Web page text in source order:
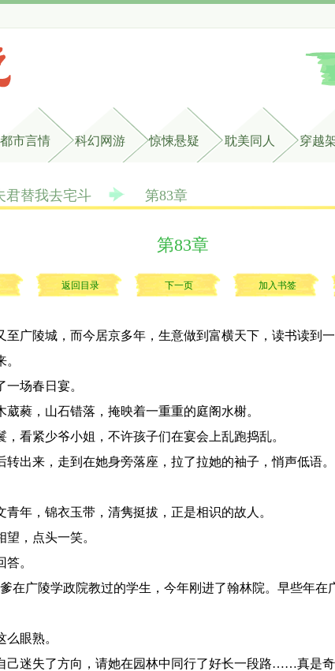
都市言情 科幻网游 惊悚悬疑 耽美同人 穿越
君替我去宅斗 第83章
第83章
返回目录 下一页 加入书签
广陵城，而今居京多年，生意做到富横天下，读书读到
场春日宴。
蕤，山石错落，掩映着一重重的庭阁水榭。
看紧少爷小姐，不许孩子们在宴会上乱跑捣乱。
出来，走到在她身旁落座，拉了拉她的袖子，悄声低语。
年，锦衣玉带，清隽挺拔，正是相识的故人。
，点头一笑。
。
在广陵学政院教过的学生，今年刚进了翰林院。早些年在
眼熟。
迷失了方向，请她在园林中同行了好长一段路……真是奇